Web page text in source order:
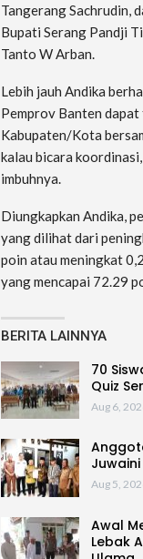
Tangerang Sachrudin,
Bupati Serang Pandji
Tanto W Arban.
Lebih jauh Andika
Pemprov Banten
Kabupaten/Kota
kalau bicara
imbuhnya.
Diungkapkan Andika,
yang dilihat dari
poin atau meningkat
yang mencapai 72.29
BERITA LAINNYA
70
Quiz
Aug 6,
Juwaini
Aug 5,
Awal
Lebak